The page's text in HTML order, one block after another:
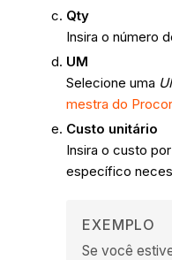
Qty
Insira o número
UM
Selecione uma
mestra do
Custo unitário
Insira o custo
específico
EXEMPLO
Se você